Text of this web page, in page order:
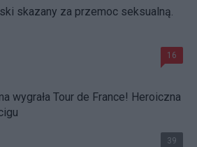
skazany za przemoc seksualną.
16
wygrała Tour de France! Heroiczna
39